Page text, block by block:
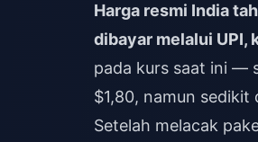
Harga resmi India
dibayar melalui UPI,
pada kurs saat ini —
$1,80, namun sedikit
Setelah melacak